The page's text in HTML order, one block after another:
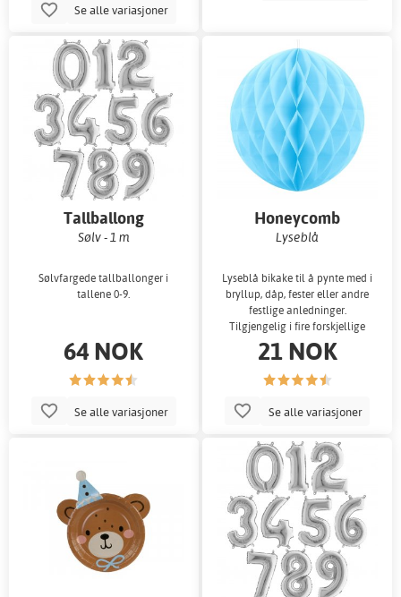
Se alle variasjoner
Tallballong
Sølv - 1 m
Sølvfargede tallballonger i
tallene 0-9.
64 NOK
Se alle variasjoner
Honeycomb
Lyseblå
Lyseblå bikake til å pynte med i
bryllup, dåp, fester eller andre
festlige anledninger.
Tilgjengelig i fire forskjellige
større
21 NOK
Se alle variasjoner